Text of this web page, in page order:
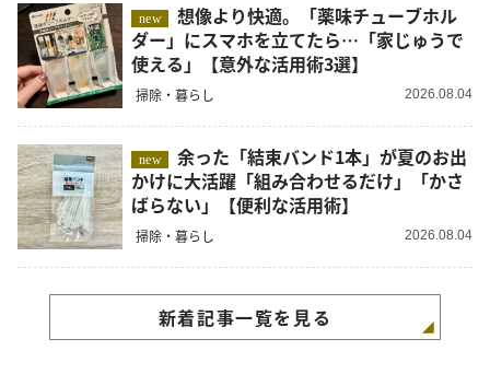
new
想像より快適。「薬味チューブホル
ダー」にスマホを立てたら…「家じゅうで
使える」【意外な活用術3選】
掃除・暮らし 2026.08.04
new
余った「結束バンド1本」が夏のお出
かけに大活躍「組み合わせるだけ」「かさ
ばらない」【便利な活用術】
掃除・暮らし 2026.08.04
新着記事一覧を見る